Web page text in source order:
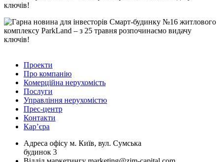
ключів!
Проекти
Про компанію
Комерційна нерухомість
Послуги
Управління нерухомістю
Прес-центр
Контакти
Кар’єра
Адреса офісу м. Київ, вул. Сумська
будинок 3